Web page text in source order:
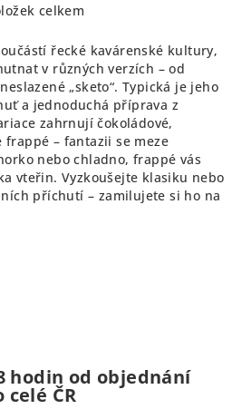
O
v
l
á
d
a
c
í
p
r
s
u
celkem
řecké kavárenské kultury,
v různých verzích – od
„sketo“. Typická je jeho
a jednoduchá příprava z
zahrnují čokoládové,
frappé – fantazii se meze
nebo chladno, frappé vás
vteřin. Vyzkoušejte klasiku nebo
příchutí – zamilujete si ho na
hodin od objednání
celé ČR